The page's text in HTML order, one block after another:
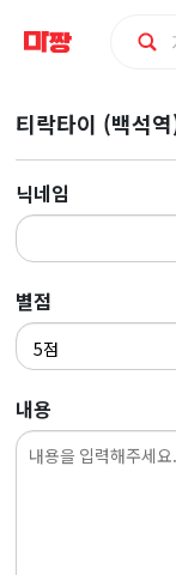
마
사
지
최
저
가
예
티락타이 (백석
닉네임
별점
내용